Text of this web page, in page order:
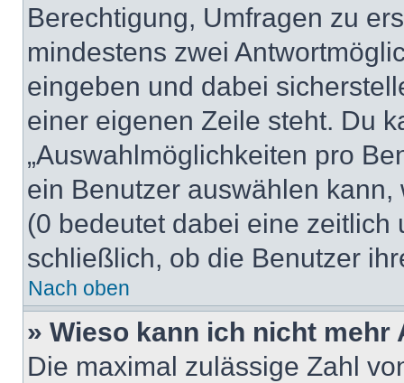
Berechtigung, Umfragen zu
mindestens zwei
eingeben und dabei
einer eigenen Zeile steht. Du
„Auswahlmöglichkeiten pro
ein Benutzer auswählen
(0 bedeutet dabei eine
schließlich, ob die Benutzer
Nach oben
» Wieso kann ich nicht
Die maximal zulässige Zahl